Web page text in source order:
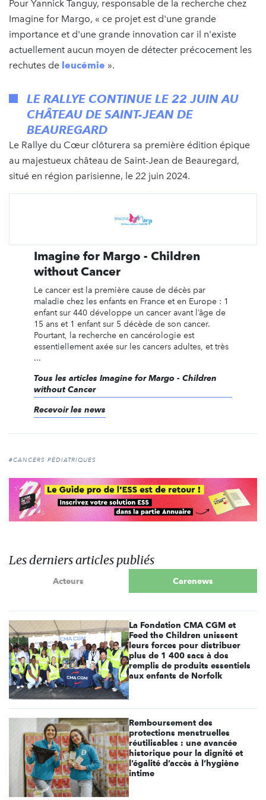
Pour Yannick Tanguy, responsable de la recherche chez
Imagine for Margo, « ce projet est d'une grande
importance et d'une grande innovation car il n'existe
actuellement aucun moyen de détecter précocement les
rechutes de leucémie ».
LE RALLYE CONTINUE LE 22 JUIN AU
CHÂTEAU DE SAINT-JEAN DE
BEAUREGARD
Le Rallye du Cœur clôturera sa première édition épique
au majestueux château de Saint-Jean de Beauregard,
situé en région parisienne, le 22 juin 2024.
Imagine for Margo - Children
without Cancer
Le cancer est la première cause de décès par
maladie chez les enfants en France et en Europe : 1
enfant sur 440 développe un cancer avant l’âge de
15 ans et 1 enfant sur 5 décède de son cancer.
Pourtant, la recherche en cancérologie est
essentiellement axée sur les cancers adultes, et très
...
Tous les articles Imagine for Margo - Children
without Cancer
Recevoir les news
#CANCERS PÉDIATRIQUES
Les derniers articles publiés
Acteurs Carenews
La Fondation CMA CGM et
Feed the Children unissent
leurs forces pour distribuer
plus de 1 400 sacs à dos
remplis de produits essentiels
aux enfants de Norfolk
Remboursement des
protections menstruelles
réutilisables : une avancée
historique pour la dignité et
l’égalité d’accès à l’hygiène
intime